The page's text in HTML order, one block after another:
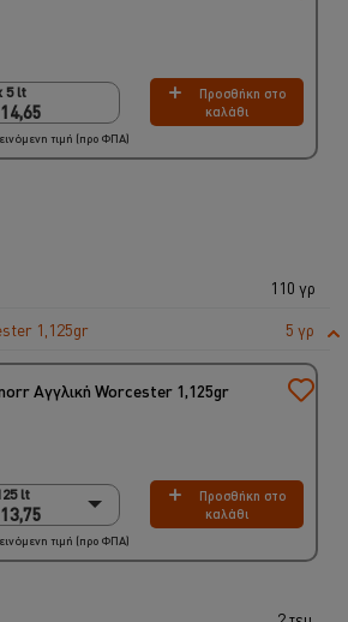
5 lt
5 lt
Προσθήκη στο
καλάθι
τιμή (προ ΦΠΑ)
110 γρ
1,125gr
5 γρ
Αγγλική Worcester 1,125gr
lt
lt
1,125 Kg
Προσθήκη στο
καλάθι
τιμή (προ ΦΠΑ)